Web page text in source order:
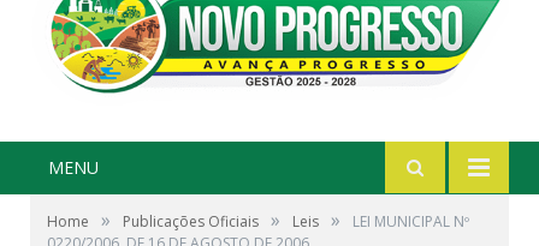
MENU
Home » Publicações Oficiais » Leis »
LEI MUNICIPAL Nº